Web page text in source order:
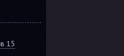
15